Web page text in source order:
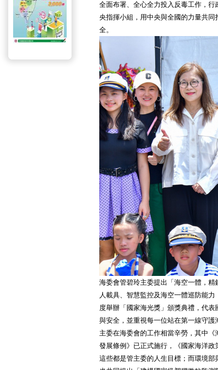
全面布署、全心全力投入反毒工作，
央指揮小組，用中央與全國的力量共
全。
海委會管碧玲主委提出「海空一體，
人載具、智慧監控及海空一體巡防能力
度舉辦「國家海光獎」頒獎典禮，代
與安全，並重視每一位站在第一線守
主委在海委會的工作相當辛勞，其中
發展條例》已正式施行，《國家海洋
這些都是管主委的人生目標；而環境部